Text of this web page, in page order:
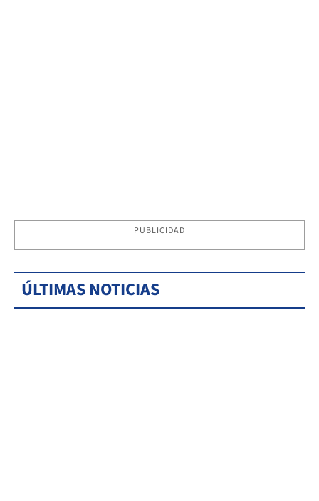
PUBLICIDAD
ÚLTIMAS NOTICIAS